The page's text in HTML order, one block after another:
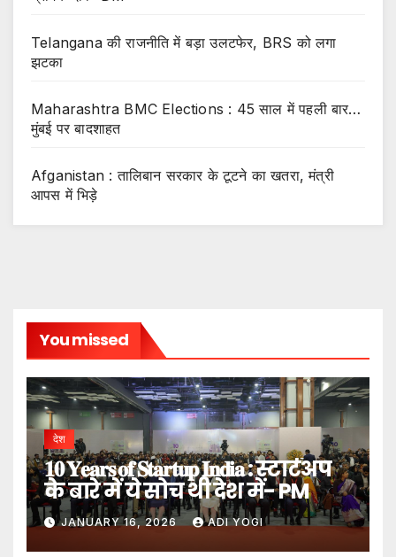
Telangana की राजनीति में बड़ा उलटफेर, BRS को लगा
झटका
Maharashtra BMC Elections : 45 साल में पहली बार…
मुंबई पर बादशाहत
Afganistan : तालिबान सरकार के टूटने का खतरा, मंत्री
आपस में भिड़े
You missed
देश
𝟏𝟎 𝐘𝐞𝐚𝐫𝐬 𝐨𝐟 𝐒𝐭𝐚𝐫𝐭𝐮𝐩 𝐈𝐧𝐝𝐢𝐚 : स्टार्टअप
के बारे में ये सोच थी देश में- PM
JANUARY 16, 2026 ADI YOGI